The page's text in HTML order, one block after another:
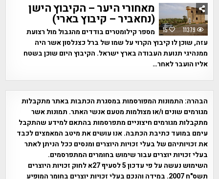
15 11379
מאחורי היער – הקיבוץ הישן
(נחאביר – קיבוץ בארי)
מספר קילומטרים בודדים מהגבול מול רצועת
עזה, שוכן לו קיבוץ הקרוי על שמו של ברל כצנלסון אשר היה
ממנהיגי תנועת העבודה בארץ ישראל. הקיבוץ היום שוכן בשטח
אליו הועבר לאחר…
הבהרה: התמונות המפורסמות במסגרת הכתבות באתר מתקבלות
מגורמים שונים ו/או מצולמות מטעם אנשי האתר. תמונות אשר
מתקבלות מגורמים חיצוניים מתפרסמות בהתאם למידע שהתקבל
עימם במועד כתיבת הכתבה. אנו עושים את מיטב המאמצים לכבד
את זכויותיהם של בעלי זכויות היוצרים ומנסים ככל הניתן לאתר
בעלי זכויות יוצרים עבור שימוש בחומרים המתפרסמים.
השימוש נעשה על פי עדכון 5 לסעיף 27א לחוק זכויות היוצרים
תשס"ח 2007. במידה והנכם בעלי זכויות יוצרים בחומר המופיע